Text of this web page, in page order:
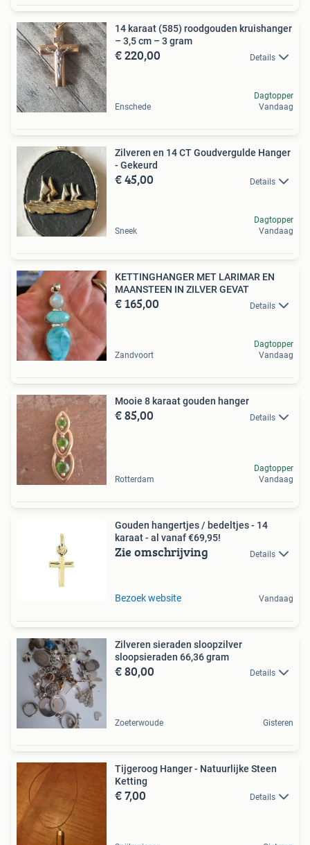
14 karaat (585) roodgouden kruishanger
– 3,5 cm – 3 gram
€ 220,00 Details
Enschede
Dagtopper
Vandaag
Zilveren en 14 CT Goudvergulde Hanger
- Gekeurd
€ 45,00 Details
Sneek
Dagtopper
Vandaag
KETTINGHANGER MET LARIMAR EN
MAANSTEEN IN ZILVER GEVAT
€ 165,00 Details
Zandvoort
Dagtopper
Vandaag
Mooie 8 karaat gouden hanger
€ 85,00 Details
Rotterdam
Dagtopper
Vandaag
Gouden hangertjes / bedeltjes - 14
karaat - al vanaf €69,95!
Zie omschrijving Details
Bezoek website Vandaag
Zilveren sieraden sloopzilver
sloopsieraden 66,36 gram
€ 80,00 Details
Zoeterwoude Gisteren
Tijgeroog Hanger - Natuurlijke Steen
Ketting
€ 7,00 Details